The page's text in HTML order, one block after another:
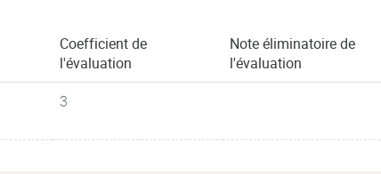
Coefficient de
l'évaluation
Note éliminatoire de
l'évaluation
3